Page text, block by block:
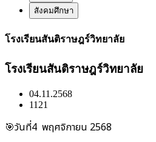
สังคมศึกษา
โรงเรียนสันติราษฎร์วิทยาลัย
โรงเรียนสันติราษฎร์วิทยาลัย
04.11.2568
1121
🎯วันที่4 พฤศจิกายน 2568